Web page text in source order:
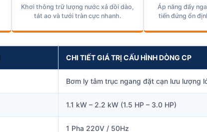
Khơi thông trữ lượng nước xả dồi dào,
tát ao và tưới tràn cực nhanh.
Áp năng đẩy
tiến đứng ổn
CHI TIẾT GIÁ TRỊ CẤU HÌNH DÒNG CP
Bơm ly tâm trục ngang đặt cạn lưu lượng
1.1 kW – 2.2 kW (1.5 HP – 3.0 HP)
1 Pha 220V / 50Hz